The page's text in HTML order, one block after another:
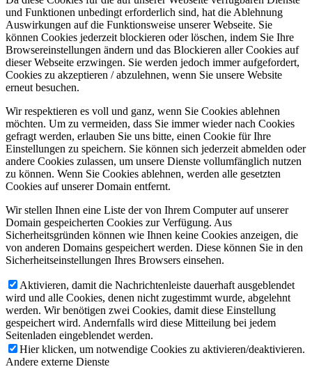
und Funktionen unbedingt erforderlich sind, hat die Ablehnung
Auswirkungen auf die Funktionsweise unserer Webseite. Sie
können Cookies jederzeit blockieren oder löschen, indem Sie Ihre
Browsereinstellungen ändern und das Blockieren aller Cookies auf
dieser Webseite erzwingen. Sie werden jedoch immer aufgefordert,
Cookies zu akzeptieren / abzulehnen, wenn Sie unsere Website
erneut besuchen.
Wir respektieren es voll und ganz, wenn Sie Cookies ablehnen
möchten. Um zu vermeiden, dass Sie immer wieder nach Cookies
gefragt werden, erlauben Sie uns bitte, einen Cookie für Ihre
Einstellungen zu speichern. Sie können sich jederzeit abmelden oder
andere Cookies zulassen, um unsere Dienste vollumfänglich nutzen
zu können. Wenn Sie Cookies ablehnen, werden alle gesetzten
Cookies auf unserer Domain entfernt.
Wir stellen Ihnen eine Liste der von Ihrem Computer auf unserer
Domain gespeicherten Cookies zur Verfügung. Aus
Sicherheitsgründen können wie Ihnen keine Cookies anzeigen, die
von anderen Domains gespeichert werden. Diese können Sie in den
Sicherheitseinstellungen Ihres Browsers einsehen.
Aktivieren, damit die Nachrichtenleiste dauerhaft ausgeblendet
wird und alle Cookies, denen nicht zugestimmt wurde, abgelehnt
werden. Wir benötigen zwei Cookies, damit diese Einstellung
gespeichert wird. Andernfalls wird diese Mitteilung bei jedem
Seitenladen eingeblendet werden.
Hier klicken, um notwendige Cookies zu aktivieren/deaktivieren.
Andere externe Dienste